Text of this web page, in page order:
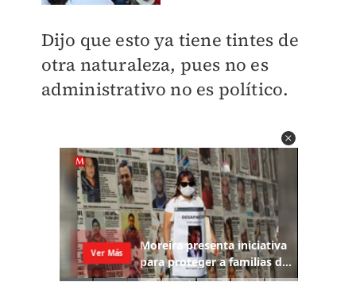
Dijo que esto ya tiene tintes de
otra naturaleza, pues no es
administrativo no es político.